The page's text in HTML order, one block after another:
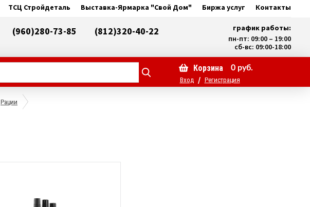
ТСЦ Стройдеталь Выставка-Ярмарка "Свой Дом" Биржа услуг Контакты
(960)280-73-85 (812)320-40-22
график работы:
пн-пт: 09:00 – 19:00
сб-вс: 09:00-18:00
Корзина 0руб.
Вход / Регистрация
Рации